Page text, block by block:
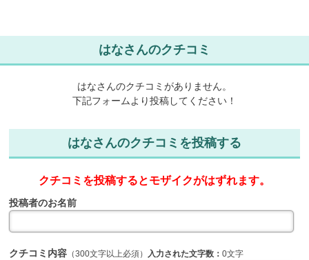
はなさんのクチコミ
はなさんのクチコミがありません。
下記フォームより投稿してください！
はなさんのクチコミを投稿する
クチコミを投稿するとモザイクがはずれます。
投稿者のお名前
クチコミ内容 （300文字以上必須） 入力された文字数：0文字